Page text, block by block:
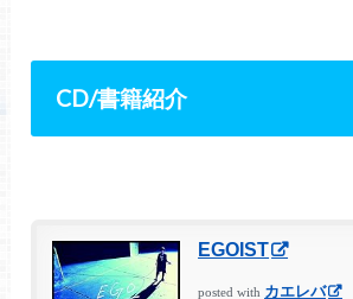
CD/書籍紹介
EGOIST
posted with カエレバ